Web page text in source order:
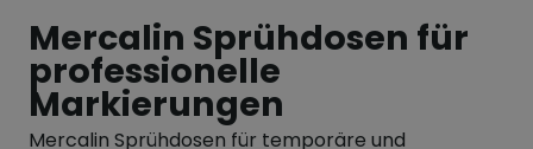
Mercalin Sprühdosen für
professionelle
Markierungen
Mercalin Sprühdosen für temporäre und